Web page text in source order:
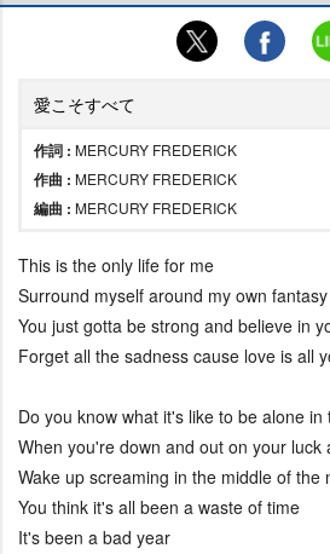
愛こそすべて
作詞 : MERCURY FREDERICK
作曲 : MERCURY FREDERICK
編曲 : MERCURY FREDERICK
This is the only life for me
Surround myself around my own fantasy
You just gotta be strong and believe in
Forget all the sadness cause love is all
Do you know what it's like to be alone in
When you're down and out on your luck
Wake up screaming in the middle of the
You think it's all been a waste of time
It's been a bad year